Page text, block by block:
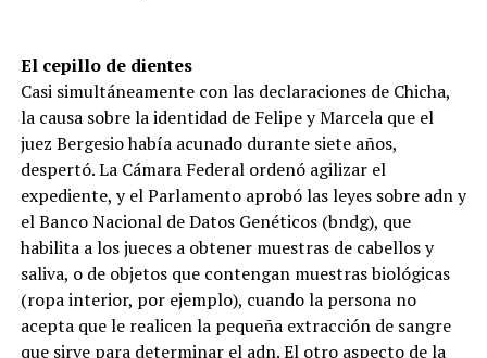
El cepillo de dientes
Casi simultáneamente con las declaraciones de Chicha,
la causa sobre la identidad de Felipe y Marcela que el
juez Bergesio había acunado durante siete años,
despertó. La Cámara Federal ordenó agilizar el
expediente, y el Parlamento aprobó las leyes sobre adn y
el Banco Nacional de Datos Genéticos (bndg), que
habilita a los jueces a obtener muestras de cabellos y
saliva, o de objetos que contengan muestras biológicas
(ropa interior, por ejemplo), cuando la persona no
acepta que le realicen la pequeña extracción de sangre
que sirve para determinar el adn. El otro aspecto de la